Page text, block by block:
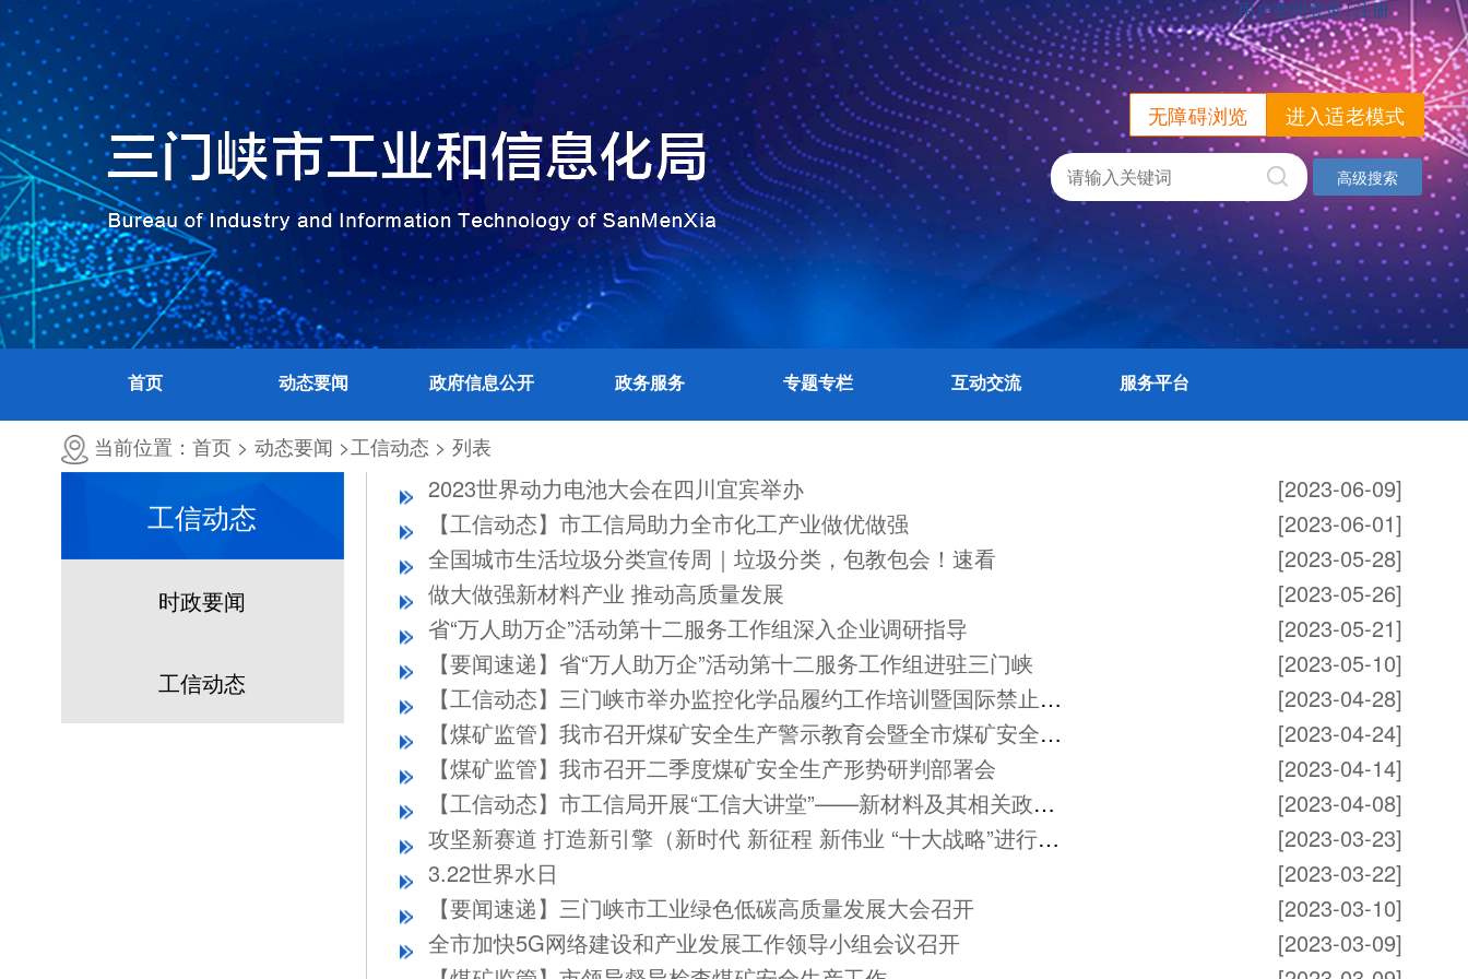
无障碍浏览 进入适老模式
高级搜索
首页 动态要闻 政府信息公开 政务服务 专题专栏 互动交流 服务平台
当前位置：首页 > 动态要闻 >工信动态 > 列表
工信动态
时政要闻
工信动态
2023世界动力电池大会在四川宜宾举办
[2023-06-09]
【工信动态】市工信局助力全市化工产业做优做强
[2023-06-01]
全国城市生活垃圾分类宣传周｜垃圾分类，包教包会！速看
[2023-05-28]
做大做强新材料产业 推动高质量发展
[2023-05-26]
省“万人助万企”活动第十二服务工作组深入企业调研指导
[2023-05-21]
【要闻速递】省“万人助万企”活动第十二服务工作组进驻三门峡
[2023-05-10]
【工信动态】三门峡市举办监控化学品履约工作培训暨国际禁止化学武器组织日宣传活动
[2023-04-28]
【煤矿监管】我市召开煤矿安全生产警示教育会暨全市煤矿安全生产综合整治动员会
[2023-04-24]
【煤矿监管】我市召开二季度煤矿安全生产形势研判部署会
[2023-04-14]
【工信动态】市工信局开展“工信大讲堂”——新材料及其相关政策专题讲堂
[2023-04-08]
攻坚新赛道 打造新引擎（新时代 新征程 新伟业 “十大战略”进行时·高端访谈）——访省工业和信息化厅党组书记、厅长李建涛
[2023-03-23]
3.22世界水日
[2023-03-22]
【要闻速递】三门峡市工业绿色低碳高质量发展大会召开
[2023-03-10]
全市加快5G网络建设和产业发展工作领导小组会议召开
[2023-03-09]